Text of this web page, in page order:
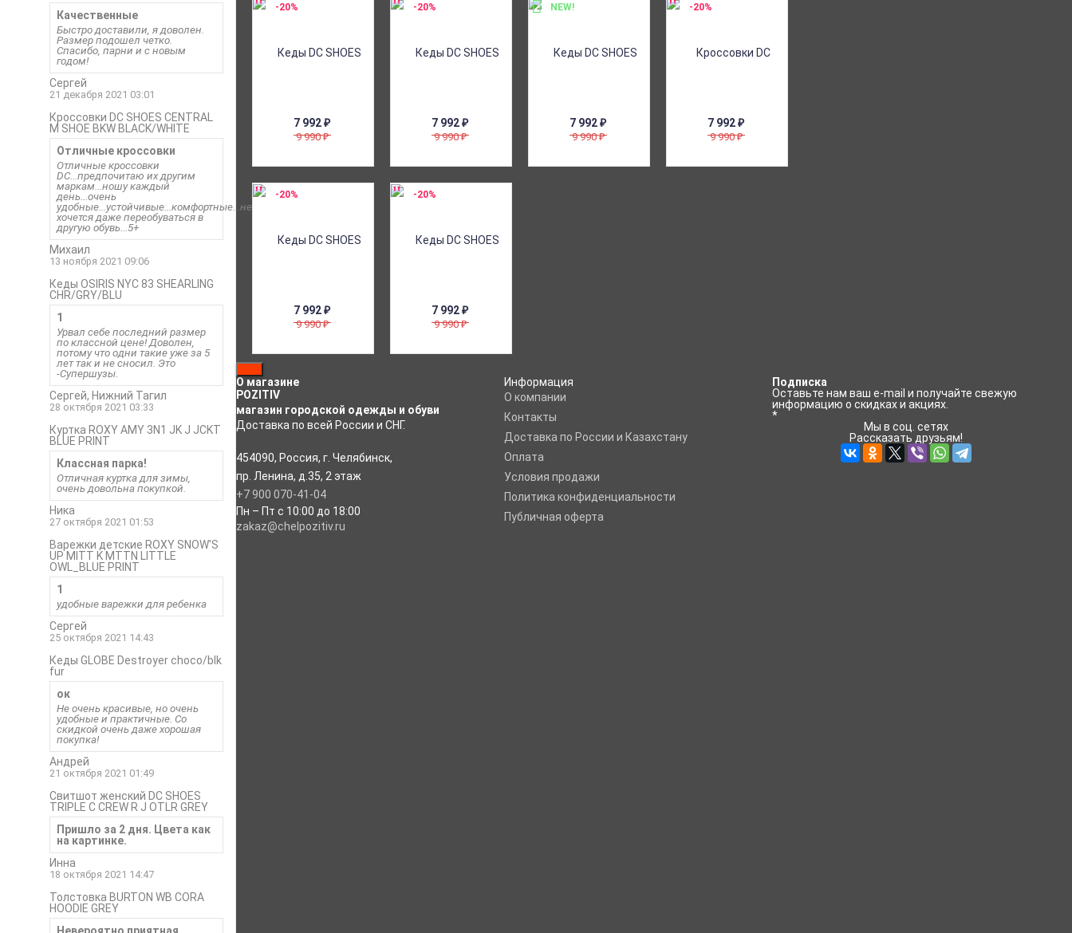
Качественные
Быстро доставили, я доволен.
Размер подошел четко.
Спасибо, парни и с новым
годом!
Сергей
21 декабря 2021 03:01
Кроссовки DC SHOES CENTRAL
M SHOE BKW BLACK/WHITE
Отличные кроссовки
Отличные кроссовки
DC...предпочитаю их другим
маркам...ношу каждый
день...очень
удобные...устойчивые...комфортные...не
хочется даже переобуваться в
другую обувь...5+
Михаил
13 ноября 2021 09:06
Кеды OSIRIS NYC 83 SHEARLING
CHR/GRY/BLU
1
Урвал себе последний размер
по классной цене! Доволен,
потому что одни такие уже за 5
лет так и не сносил. Это
-Супершузы.
Сергей, Нижний Тагил
28 октября 2021 03:33
Куртка ROXY AMY 3N1 JK J JCKT
BLUE PRINT
Классная парка!
Отличная куртка для зимы,
очень довольна покупкой.
Ника
27 октября 2021 01:53
Варежки детские ROXY SNOW'S
UP MITT K MTTN LITTLE
OWL_BLUE PRINT
1
удобные варежки для ребенка
Сергей
25 октября 2021 14:43
Кеды GLOBE Destroyer choco/blk
fur
ок
Не очень красивые, но очень
удобные и практичные. Со
скидкой очень даже хорошая
покупка!
Андрей
21 октября 2021 01:49
Свитшот женский DC SHOES
TRIPLE C CREW R J OTLR GREY
Пришло за 2 дня. Цвета как
на картинке.
Инна
18 октября 2021 14:47
Толстовка BURTON WB CORA
HOODIE GREY
7 992₽
9 990₽
-20%
7 992₽
9 990₽
-20%
7 992₽
9 990₽
NEW!
7 992₽
9 990₽
-20%
7 992₽
9 990₽
-20%
7 992₽
9 990₽
-20%
О магазине
POZITIV
магазин городской одежды и обуви
Доставка по всей России и СНГ.
454090, Россия, г. Челябинск,
пр. Ленина, д.35, 2 этаж
+7 900 070-41-04
Пн – Пт с 10:00 до 18:00
zakaz@chelpozitiv.ru
Информация
O компании
Контакты
Доставка по России и Казахстану
Оплата
Условия продажи
Политика конфиденциальности
Публичная оферта
Подписка
Оставьте нам ваш e-mail и получайте свежую
информацию о скидках и акциях.
*
Мы в соц. сетях
Рассказать друзьям!